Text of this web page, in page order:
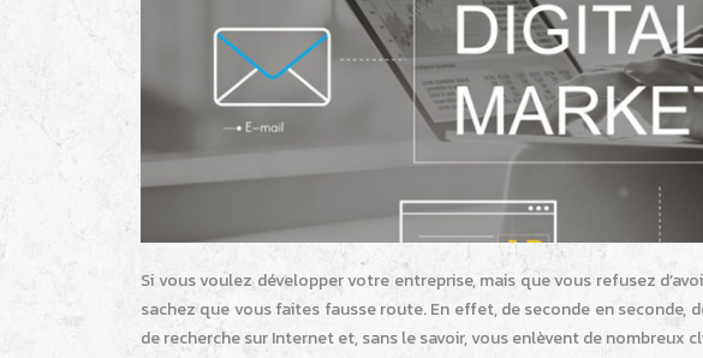
Si vous voulez développer votre entreprise, mais que vous refusez
sachez que vous faites fausse route. En effet, de seconde en
de recherche sur Internet et, sans le savoir, vous enlèvent de nombreux